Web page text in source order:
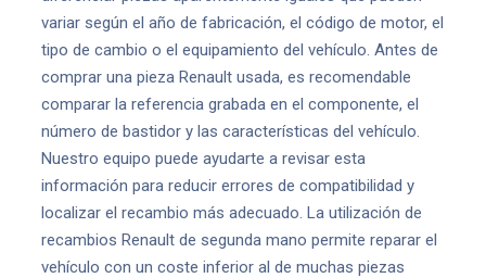
variar según el año de fabricación, el código de motor, el
tipo de cambio o el equipamiento del vehículo. Antes de
comprar una pieza Renault usada, es recomendable
comparar la referencia grabada en el componente, el
número de bastidor y las características del vehículo.
Nuestro equipo puede ayudarte a revisar esta
información para reducir errores de compatibilidad y
localizar el recambio más adecuado. La utilización de
recambios Renault de segunda mano permite reparar el
vehículo con un coste inferior al de muchas piezas